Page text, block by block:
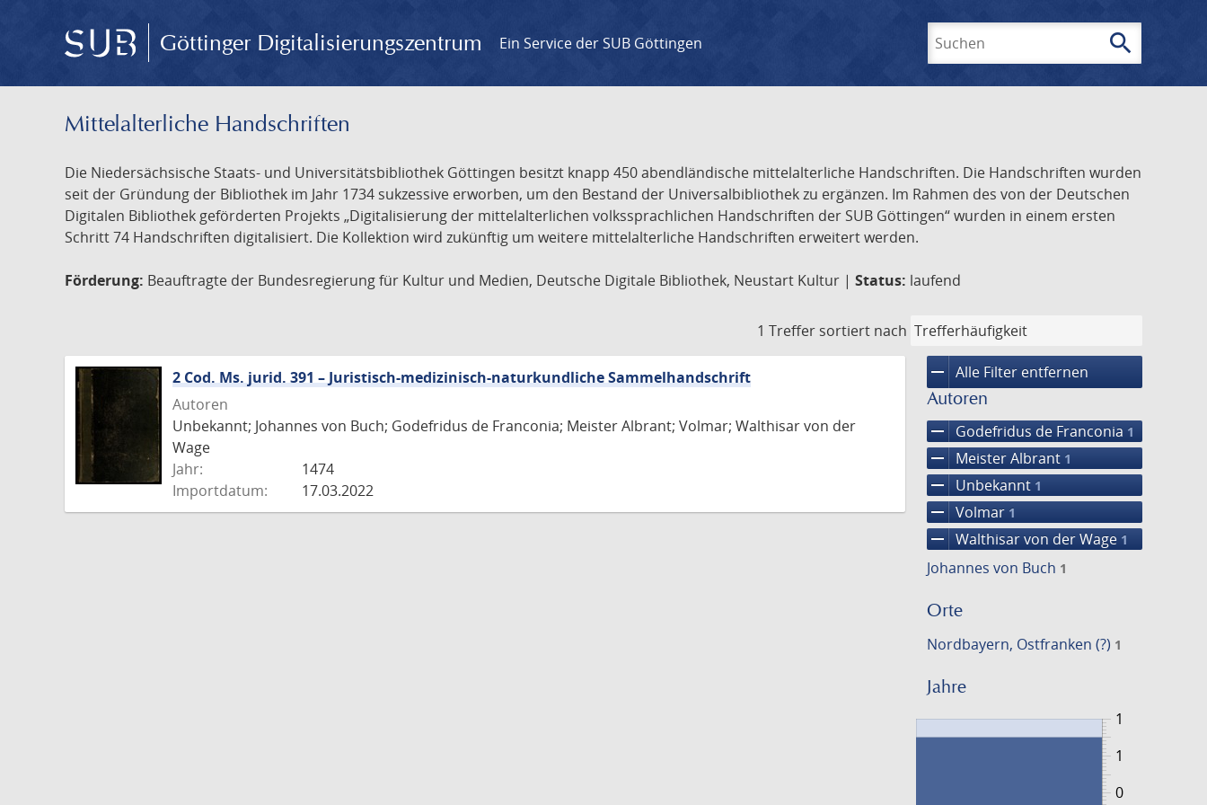
Göttinger Digitalisierungszentrum Ein Service der SUB Göttingen search
Mittelalterliche Handschriften
Die Niedersächsische Staats- und Universitätsbibliothek Göttingen besitzt knapp 450 abendländische mittelalterliche Handschriften. Die Handschriften wurden
seit der Gründung der Bibliothek im Jahr 1734 sukzessive erworben, um den Bestand der Universalbibliothek zu ergänzen. Im Rahmen des von der Deutschen
Digitalen Bibliothek geförderten Projekts „Digitalisierung der mittelalterlichen volkssprachlichen Handschriften der SUB Göttingen“ wurden in einem ersten
Schritt 74 Handschriften digitalisiert. Die Kollektion wird zukünftig um weitere mittelalterliche Handschriften erweitert werden.
Förderung: Beauftragte der Bundesregierung für Kultur und Medien, Deutsche Digitale Bibliothek, Neustart Kultur | Status: laufend
1 Treffer sortiert nach
remove Alle Filter entfernen
Autoren
remove Godefridus de Franconia 1
remove Meister Albrant 1
remove Unbekannt 1
remove Volmar 1
remove Walthisar von der Wage 1
Johannes von Buch 1
Orte
Nordbayern, Ostfranken (?) 1
Jahre
1
0
1
2 Cod. Ms. jurid. 391 – Juristisch-medizinisch-naturkundliche Sammelhandschrift
Autoren
Unbekannt; Johannes von Buch; Godefridus de Franconia; Meister Albrant; Volmar; Walthisar von der
Wage
Jahr:
1474
Importdatum:
17.03.2022